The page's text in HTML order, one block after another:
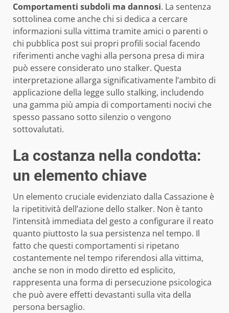
Comportamenti subdoli ma dannosi. La sentenza
sottolinea come anche chi si dedica a cercare
informazioni sulla vittima tramite amici o parenti o
chi pubblica post sui propri profili social facendo
riferimenti anche vaghi alla persona presa di mira
può essere considerato uno stalker. Questa
interpretazione allarga significativamente l’ambito di
applicazione della legge sullo stalking, includendo
una gamma più ampia di comportamenti nocivi che
spesso passano sotto silenzio o vengono
sottovalutati.
La costanza nella condotta:
un elemento chiave
Un elemento cruciale evidenziato dalla Cassazione è
la ripetitività dell’azione dello stalker. Non è tanto
l’intensità immediata del gesto a configurare il reato
quanto piuttosto la sua persistenza nel tempo. Il
fatto che questi comportamenti si ripetano
costantemente nel tempo riferendosi alla vittima,
anche se non in modo diretto ed esplicito,
rappresenta una forma di persecuzione psicologica
che può avere effetti devastanti sulla vita della
persona bersaglio.